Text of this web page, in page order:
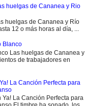
huelgas de Cananea y Rio
huelgas de Cananea y Río
12 o más horas al día, ...
Blanco
Las huelgas de Cananea y
de trabajadores en
La Canción Perfecta para
Ya! La Canción Perfecta para